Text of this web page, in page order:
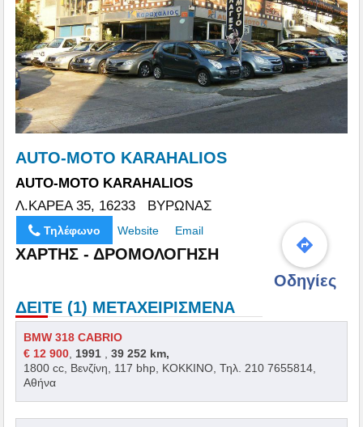
AUTO-MOTO KARAHALIOS
AUTO-MOTO KARAHALIOS
Λ.ΚΑΡΕΑ 35, 16233 ΒΥΡΩΝΑΣ
Τηλέφωνο Website Email
ΧΑΡΤΗΣ - ΔΡΟΜΟΛΟΓΗΣΗ
Οδηγίες
ΔΕΙΤΕ (1) ΜΕΤΑΧΕΙΡΙΣΜΕΝΑ
BMW 318 CABRIO
€ 12 900 1991 ,39 252 km,
1800 cc, Βενζίνη, 117 bhp, ΚΟΚΚΙΝΟ, Τηλ. 210 7655814,
Αθήνα